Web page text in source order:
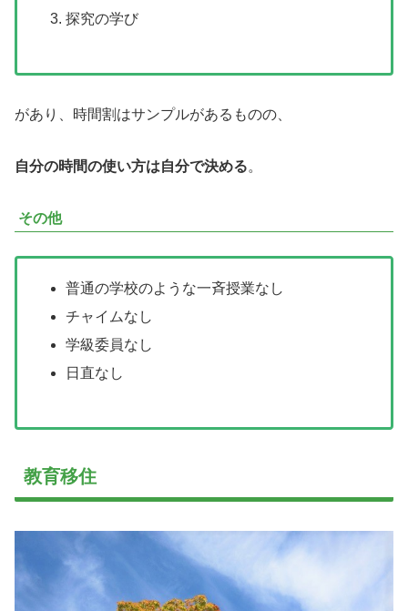
探究の学び
があり、時間割はサンプルがあるものの、
自分の時間の使い方は自分で決める。
その他
普通の学校のような一斉授業なし
チャイムなし
学級委員なし
日直なし
教育移住